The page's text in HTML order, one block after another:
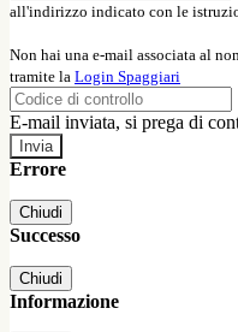
all'indirizzo indicato con le
Non hai una e-mail associata al
tramite la Login Spaggiari
E-mail inviata, si prega di
Errore
Chiudi
Successo
Chiudi
Informazione